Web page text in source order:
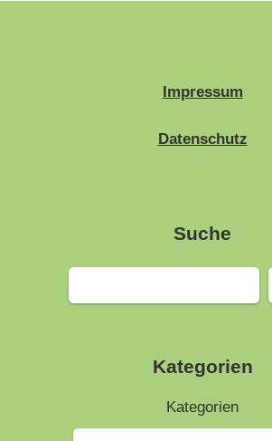
Impressum
Datenschutz
Suche
Suchen
Kategorien
Kategorien